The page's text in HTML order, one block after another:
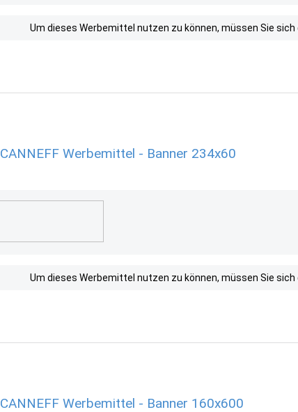
Um dieses Werbemittel nutzen zu können, müssen Sie sich
CANNEFF Werbemittel - Banner 234x60
Um dieses Werbemittel nutzen zu können, müssen Sie sich
CANNEFF Werbemittel - Banner 160x600